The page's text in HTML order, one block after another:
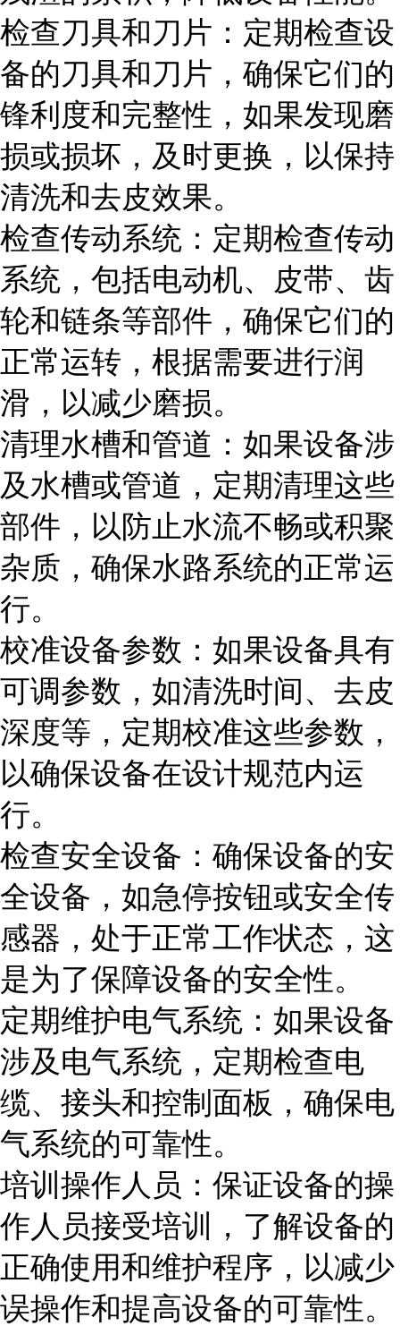
检查刀具和刀片：定期检查设
备的刀具和刀片，确保它们的
锋利度和完整性，如果发现磨
损或损坏，及时更换，以保持
清洗和去皮效果。
检查传动系统：定期检查传动
系统，包括电动机、皮带、齿
轮和链条等部件，确保它们的
正常运转，根据需要进行润
滑，以减少磨损。
清理水槽和管道：如果设备涉
及水槽或管道，定期清理这些
部件，以防止水流不畅或积聚
杂质，确保水路系统的正常运
行。
校准设备参数：如果设备具有
可调参数，如清洗时间、去皮
深度等，定期校准这些参数，
以确保设备在设计规范内运
行。
检查安全设备：确保设备的安
全设备，如急停按钮或安全传
感器，处于正常工作状态，这
是为了保障设备的安全性。
定期维护电气系统：如果设备
涉及电气系统，定期检查电
缆、接头和控制面板，确保电
气系统的可靠性。
培训操作人员：保证设备的操
作人员接受培训，了解设备的
正确使用和维护程序，以减少
误操作和提高设备的可靠性。